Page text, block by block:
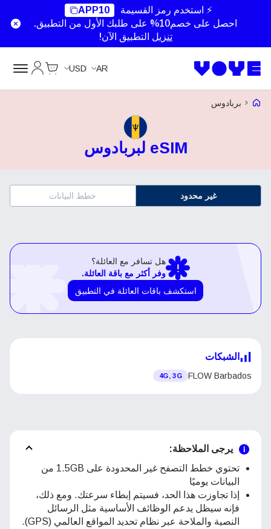
⚡ استخدم رمز القسيمة
APP10
احصل على خصم10% على طلبك الأول من التطبيق.
تنزيل التطبيق الآن!
AR
USD
Voye Homepage
بربادوس
eSIM لبربادوس
غير محدود خطط البيانات
هل تسافر مع العائلة؟
وفر أكثر مع باقة العائلة.
استكشف باقات العائلة في التطبيق
الشبكات
FLOW Barbados
4G, 3G
يرجى الملاحظة:
تحتوي خطط التصفح غير المحدودة على 1.5GB من
البيانات يوميًا
إذا تجاوزت هذا الحد، فسيتم إبطاء سرعتك. ومع ذلك،
فإنه سيظل يدعم الوظائف الأساسية مثل الرسائل
النصية والملاحة عبر نظام تحديد المواقع العالمي (GPS).